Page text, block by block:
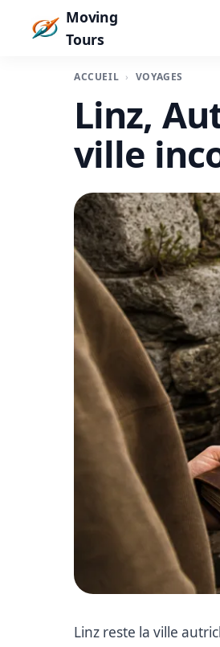
Moving
Tours
ACCUEIL VOYAGES
Linz,
ville
Linz reste la ville